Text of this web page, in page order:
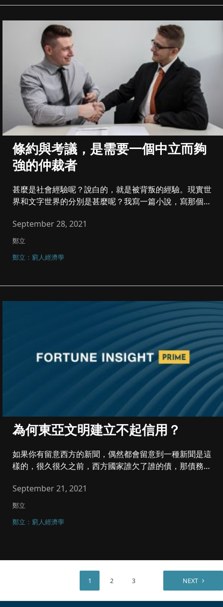
條約與考議，是需要一個中立而夠
強的仲裁者
甚麼是社會經驗呢？說白的，就是被背叛的經驗。現實世
界和文字世界的分別是甚麼呢？我寫一篇小說，寫那個角
September 28, 2021
鄭立
鄭立：窮人經濟學
為何東亞文明建立不起信用？
如果你有留意西方的新聞，偶然都會留意到一種新聞是這
樣的，很久很久之前，西方國家誰欠了誰的債，那債務源
September 21, 2021
鄭立
鄭立：窮人經濟學
1 2 3 NEXT